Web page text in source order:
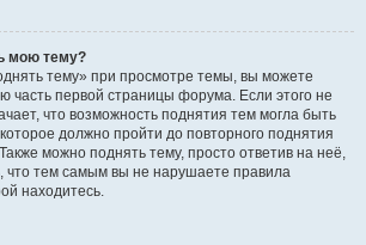
мою тему?
тему» при просмотре темы, вы можете
часть первой страницы форума. Если этого не
что возможность поднятия тем могла быть
должно пройти до повторного поднятия
можно поднять тему, просто ответив на неё,
что тем самым вы не нарушаете правила
находитесь.